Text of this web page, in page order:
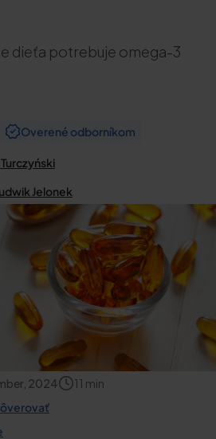
dieťa potrebuje omega-3
Overené odborníkom
Jelonek
2024 11 min